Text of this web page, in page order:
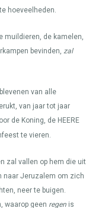
hoeveelheden.
muildieren, de kamelen,
bevinden, zal
van alle
van jaar tot jaar
de Koning, de HEERE
te vieren.
zal vallen op hem die uit
naar Jeruzalem om zich
neer te buigen.
waarop geen regen is